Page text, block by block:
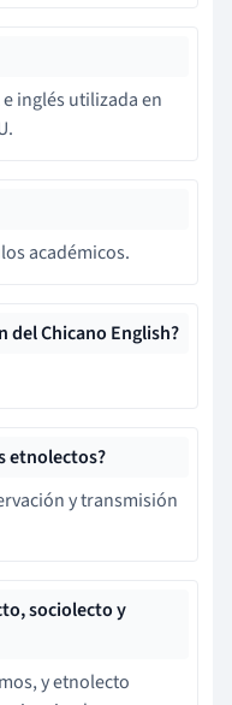
inglés utilizada en
académicos.
del Chicano English?
etnolectos?
y transmisión
sociolecto y
y etnolecto